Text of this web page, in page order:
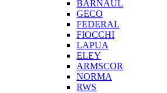
BARNAUL
GEСO
FEDERAL
FIOCCHI
LAPUA
ELEY
ARMSCOR
NORMA
RWS